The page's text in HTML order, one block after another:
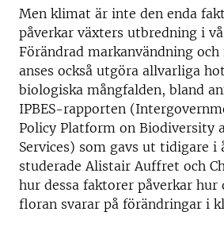
Men klimat är inte den enda
påverkar växters utbredning i
Förändrad markanvändning
anses också utgöra allvarliga
biologiska mångfalden, bland
IPBES-rapporten
Policy Platform on Biodiversity
Services) som gavs ut tidigare i
studerade Alistair Auffret och
hur dessa faktorer påverkar hur
floran svarar på förändringar i